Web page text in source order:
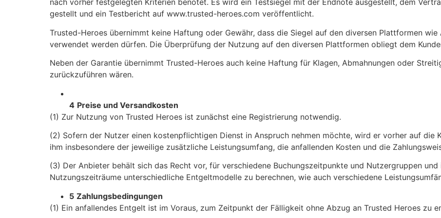
nach vorher festgelegten Kriterien benotet. Es wird ein Testsiegel mit der Endnote ausgestellt, dem
gestellt und ein Testbericht auf www.trusted-heroes.com veröffentlicht.
Trusted-Heroes übernimmt keine Haftung oder Gewähr, dass die Siegel auf den diversen Plattformen wie
verwendet werden dürfen. Die Überprüfung der Nutzung auf den diversen Plattformen obliegt dem
Neben der Garantie übernimmt Trusted-Heroes auch keine Haftung für Klagen, Abmahnungen oder
zurückzuführen wären.
4 Preise und Versandkosten
(1) Zur Nutzung von Trusted Heroes ist zunächst eine Registrierung notwendig.
(2) Sofern der Nutzer einen kostenpflichtigen Dienst in Anspruch nehmen möchte, wird er vorher auf die
ihm insbesondere der jeweilige zusätzliche Leistungsumfang, die anfallenden Kosten und die
(3) Der Anbieter behält sich das Recht vor, für verschiedene Buchungszeitpunkte und Nutzergruppen
Nutzungszeiträume unterschiedliche Entgeltmodelle zu berechnen, wie auch verschiedene
5 Zahlungsbedingungen
(1) Ein anfallendes Entgelt ist im Voraus, zum Zeitpunkt der Fälligkeit ohne Abzug an Trusted Heroes zu